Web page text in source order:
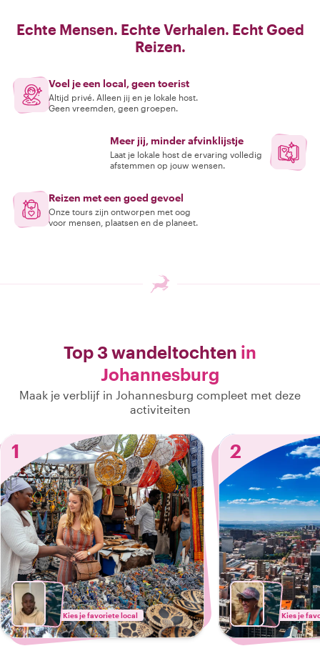
Echte Mensen. Echte Verhalen. Echt Goed
Reizen.
Voel je een local, geen toerist
Altijd privé. Alleen jij en je lokale host.
Geen vreemden, geen groepen.
Meer jij, minder afvinklijstje
Laat je lokale host de ervaring volledig
afstemmen op jouw wensen.
Reizen met een goed gevoel
Onze tours zijn ontworpen met oog
voor mensen, plaatsen en de planeet.
Top 3 wandeltochten in
Johannesburg
Maak je verblijf in Johannesburg compleet met deze
activiteiten
1
Kies je favoriete local
2
Kies je